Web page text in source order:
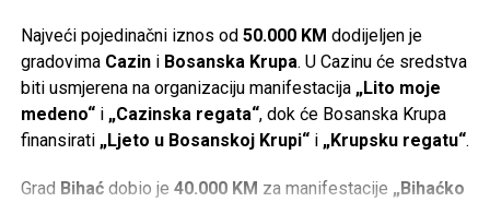
Najveći pojedinačni iznos od 50.000 KM dodijeljen je
gradovima Cazini Bosanska Krupa. U Cazinu će sredstva
biti usmjerena na organizaciju manifestacija „Lito moje
medeno“i „Cazinska regata“, dok će Bosanska Krupa
finansirati „Ljeto u Bosanskoj Krupi“i „Krupsku regatu“.
Grad Bihaćdobio je 40.000 KM za manifestacije „Bihaćko